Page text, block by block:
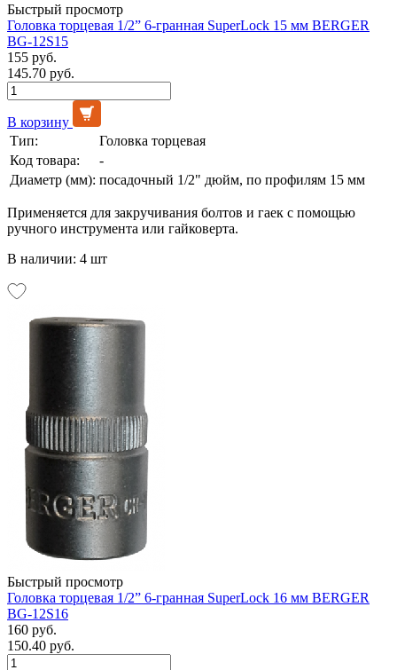
Быстрый просмотр
Головка торцевая 1/2” 6-гранная SuperLock 15 мм BERGER
BG-12S15
155 руб.
145.70 руб.
В корзину
Тип:
Головка торцевая
Код товара:
-
Диаметр (мм): посадочный 1/2" дюйм, по профилям 15 мм
Применяется для закручивания болтов и гаек с помощью
ручного инструмента или гайковерта.
В наличии: 4 шт
Быстрый просмотр
Головка торцевая 1/2” 6-гранная SuperLock 16 мм BERGER
BG-12S16
160 руб.
150.40 руб.